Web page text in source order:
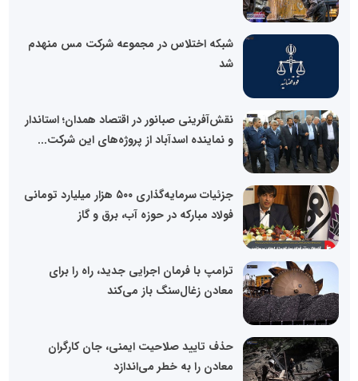
شبکه اختلاس در مجموعه شرکت مس منهدم
شد
نقش‌آفرینی صبانور در اقتصاد همدان؛ استاندار
و نماینده اسدآباد از پروژه‌های این شرکت...
جزئیات سرمایه‌گذاری ۵۰۰ هزار میلیارد تومانی
فولاد مبارکه در حوزه آب، برق و گاز
ترامپ با فرمان اجرایی جدید، راه را برای
معادن زغال‌سنگ باز می‌کند
حذف تایید صلاحیت ایمنی، جان کارگران
معادن را به خطر می‌اندازد